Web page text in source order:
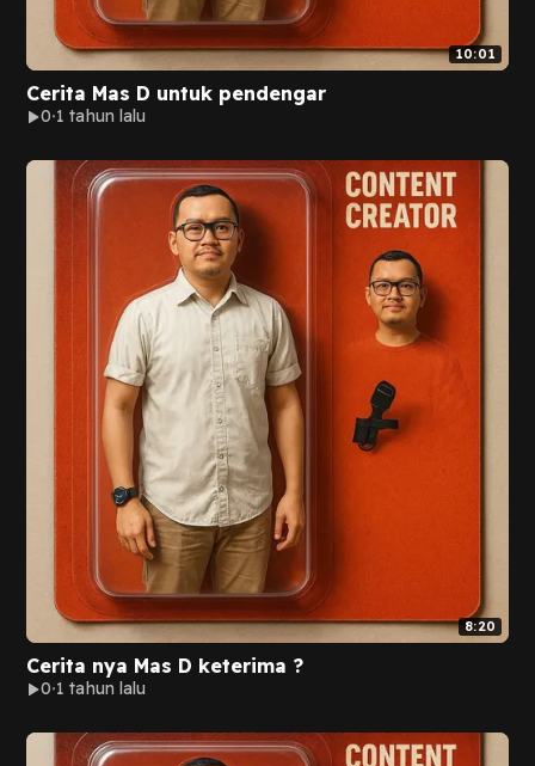
10:01
Cerita Mas D untuk pendengar
0 1 tahun lalu
8:20
Cerita nya Mas D keterima ?
0 1 tahun lalu